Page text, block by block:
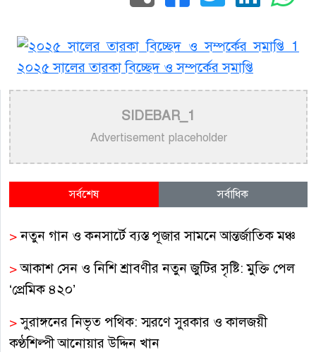
SIDEBAR_1
Advertisement placeholder
সর্বশেষ সর্বাধিক
>নতুন গান ও কনসার্টে ব্যস্ত পূজার সামনে আন্তর্জাতিক মঞ্চ
>আকাশ সেন ও নিশি শ্রাবণীর নতুন জুটির সৃষ্টি: মুক্তি পেল
‘প্রেমিক ৪২০’
>সুরাঙ্গনের নিভৃত পথিক: স্মরণে সুরকার ও কালজয়ী
কণ্ঠশিল্পী আনোয়ার উদ্দিন খান